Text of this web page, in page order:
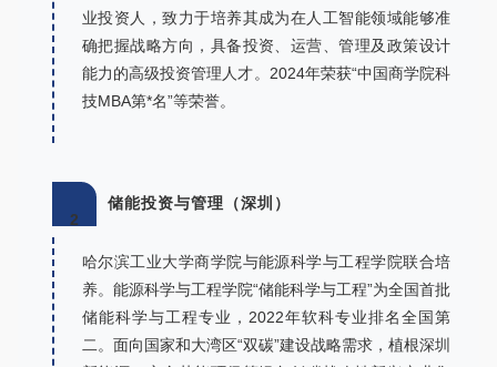
业投资人，致力于培养其成为在人工智能领域能够准
确把握战略方向，具备投资、运营、管理及政策设计
能力的高级投资管理人才。2024年荣获“中国商学院科
技MBA第*名”等荣誉。
2
储能投资与管理（深圳）
哈尔滨工业大学商学院与能源科学与工程学院联合培
养。能源科学与工程学院“储能科学与工程”为全国首批
储能科学与工程专业，2022年软科专业排名全国第
二。面向国家和大湾区“双碳”建设战略需求，植根深圳